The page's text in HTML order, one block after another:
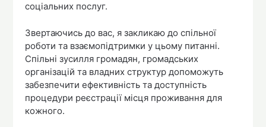
соціальних послуг.
Звертаючись до вас, я закликаю до спільної
роботи та взаємопідтримки у цьому питанні.
Спільні зусилля громадян, громадських
організацій та владних структур допоможуть
забезпечити ефективність та доступність
процедури реєстрації місця проживання для
кожного.